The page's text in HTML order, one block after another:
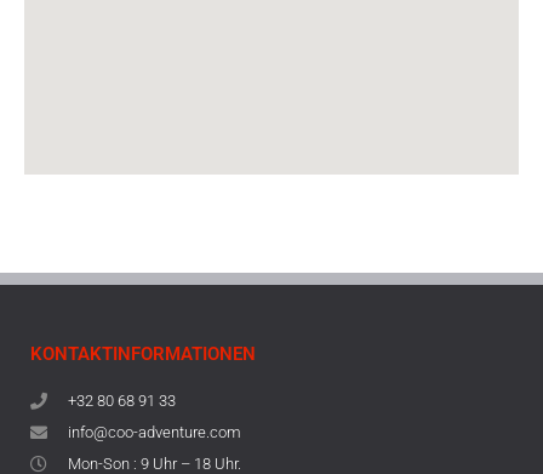
KONTAKTINFORMATIONEN
+32 80 68 91 33
info@coo-adventure.com
Mon-Son : 9 Uhr – 18 Uhr.